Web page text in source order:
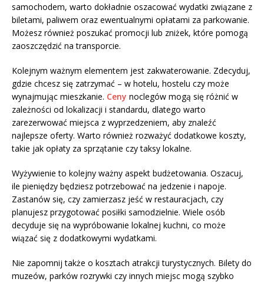
samochodem, warto dokładnie oszacować wydatki związane z
biletami, paliwem oraz ewentualnymi opłatami za parkowanie.
Możesz również poszukać promocji lub zniżek, które pomogą
zaoszczędzić na transporcie.
Kolejnym ważnym elementem jest zakwaterowanie. Zdecyduj,
gdzie chcesz się zatrzymać – w hotelu, hostelu czy może
wynajmując mieszkanie. Ceny noclegów mogą się różnić w
zależności od lokalizacji i standardu, dlatego warto
zarezerwować miejsca z wyprzedzeniem, aby znaleźć
najlepsze oferty. Warto również rozważyć dodatkowe koszty,
takie jak opłaty za sprzątanie czy taksy lokalne.
Wyżywienie to kolejny ważny aspekt budżetowania. Oszacuj,
ile pieniędzy będziesz potrzebować na jedzenie i napoje.
Zastanów się, czy zamierzasz jeść w restauracjach, czy
planujesz przygotować posiłki samodzielnie. Wiele osób
decyduje się na wypróbowanie lokalnej kuchni, co może
wiązać się z dodatkowymi wydatkami.
Nie zapomnij także o kosztach atrakcji turystycznych. Bilety do
muzeów, parków rozrywki czy innych miejsc mogą szybko